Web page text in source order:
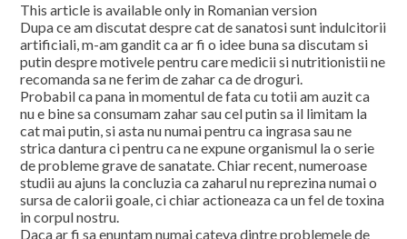
BLOG
CONTACT
This article is available only in Romanian version
Dupa ce am discutat despre cat de sanatosi sunt indulcitorii
artificiali, m-am gandit ca ar fi o idee buna sa discutam si
putin despre motivele pentru care medicii si nutritionistii ne
recomanda sa ne ferim de zahar ca de droguri.
Probabil ca pana in momentul de fata cu totii am auzit ca
nu e bine sa consumam zahar sau cel putin sa il limitam la
cat mai putin, si asta nu numai pentru ca ingrasa sau ne
strica dantura ci pentru ca ne expune organismul la o serie
de probleme grave de sanatate. Chiar recent, numeroase
studii au ajuns la concluzia ca zaharul nu reprezina numai o
sursa de calorii goale, ci chiar actioneaza ca un fel de toxina
in corpul nostru.
Daca ar fi sa enuntam numai cateva dintre problemele de